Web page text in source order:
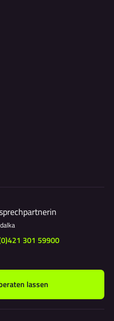
301 59900
lassen